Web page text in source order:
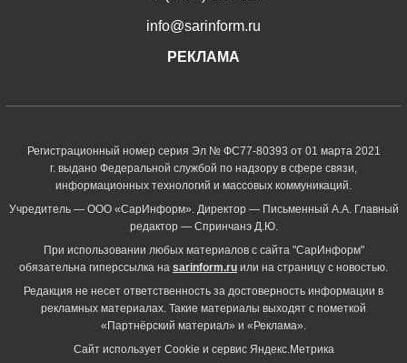
info@sarinform.ru
РЕКЛАМА
Регистрационный номер серия Эл № ФС77-80393 от 01 марта 2021
г. выдано Федеральной службой по надзору в сфере связи,
информационных технологий и массовых коммуникаций.
Учредитель — ООО «СарИнформ». Директор — Письменный А.А. Главный
редактор — Спринчанэ Д.Ю.
При использовании любых материалов с сайта "СарИнформ"
обязательна гиперссылка на sarinform.ru или на страницу с новостью.
Редакция не несет ответственность за достоверность информации в
рекламных материалах. Такие материалы выходят с пометкой
«Партнёрский материал» и «Реклама».
Сайт использует Cookie и сервиc Яндекс.Метрика